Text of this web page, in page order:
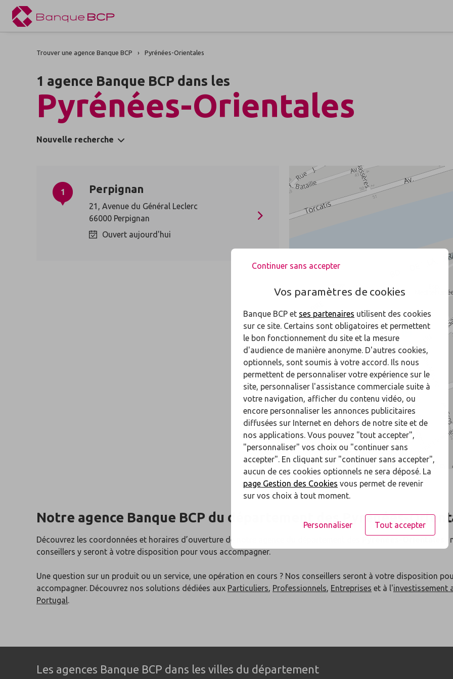
Trouver une agence Banque BCP Pyrénées-Orientales
1 agence Banque BCP dans les
Pyrénées-Orientales
Nouvelle recherche
1 Perpignan
21, Avenue du Général Leclerc
66000 Perpignan
Ouvert aujourd'hui
Notre agence Banque BCP du département des Pyrénées-
Découvrez les coordonnées et horaires d’ouverture de notre agence du département des
:
conseillers y seront à votre disposition pour vous accompagner.
Une question sur un produit ou un service, une opération en cours ? Nos conseillers seront à votre disposition
accompagner. Découvrez nos solutions dédiées aux Particuliers, Professionnels, Entreprises et à l'investissement
Portugal.
Les agences Banque BCP dans les villes du département
Continuer sans accepter
Vos paramètres de cookies
Banque BCP et ses partenaires utilisent des cookies
sur ce site. Certains sont obligatoires et permettent
le bon fonctionnement du site et la mesure
d'audience de manière anonyme. D'autres cookies,
optionnels, sont soumis à votre accord. Ils nous
permettent de personnaliser votre expérience sur le
site, personnaliser l'assistance commerciale suite à
votre navigation, afficher du contenu vidéo, ou
encore personnaliser les annonces publicitaires
diffusées sur Internet en dehors de notre site et de
nos applications. Vous pouvez "tout accepter",
"personnaliser" vos choix ou "continuer sans
accepter". En cliquant sur "continuer sans accepter",
aucun de ces cookies optionnels ne sera déposé. La
page Gestion des Cookies vous permet de revenir
sur vos choix à tout moment.
Personnaliser Tout accepter